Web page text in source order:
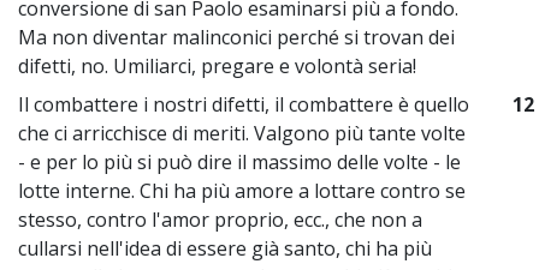
conversione di san Paolo esaminarsi più a fondo.
Ma non diventar malinconici perché si trovan dei
difetti, no. Umiliarci, pregare e volontà seria!
Il combattere i nostri difetti, il combattere è quello
che ci arricchisce di meriti. Valgono più tante volte
- e per lo più si può dire il massimo delle volte - le
lotte interne. Chi ha più amore a lottare contro se
stesso, contro l'amor proprio, ecc., che non a
cullarsi nell'idea di essere già santo, chi ha più
12